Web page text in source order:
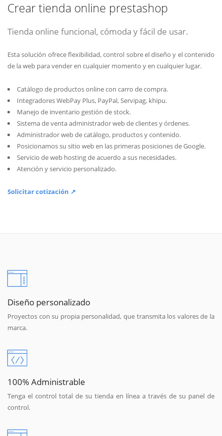
Crear tienda online prestashop
Tienda online funcional, cómoda y fácil de usar.
Esta solución ofrece flexibilidad, control sobre el diseño y el contenido
de la web para vender en cualquier momento y en cualquier lugar.
Catálogo de productos online con carro de compra.
Integradores WebPay Plus, PayPal, Servipag, khipu.
Manejo de inventario gestión de stock.
Sistema de venta administrador web de clientes y órdenes.
Administrador web de catálogo, productos y contenido.
Posicionamos su sitio web en las primeras posiciones de Google.
Servicio de web hosting de acuerdo a sus necesidades.
Atención y servicio personalizado.
Solicitar cotización ↗
Diseño personalizado
Proyectos con su propia personalidad, que transmita los valores de la
marca.
100% Administrable
Tenga el control total de su tienda en línea a través de su panel de
control.